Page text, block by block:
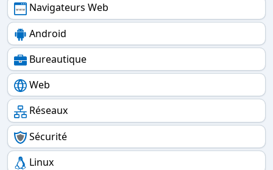
Navigateurs Web
Android
Bureautique
Web
Réseaux
Sécurité
Linux